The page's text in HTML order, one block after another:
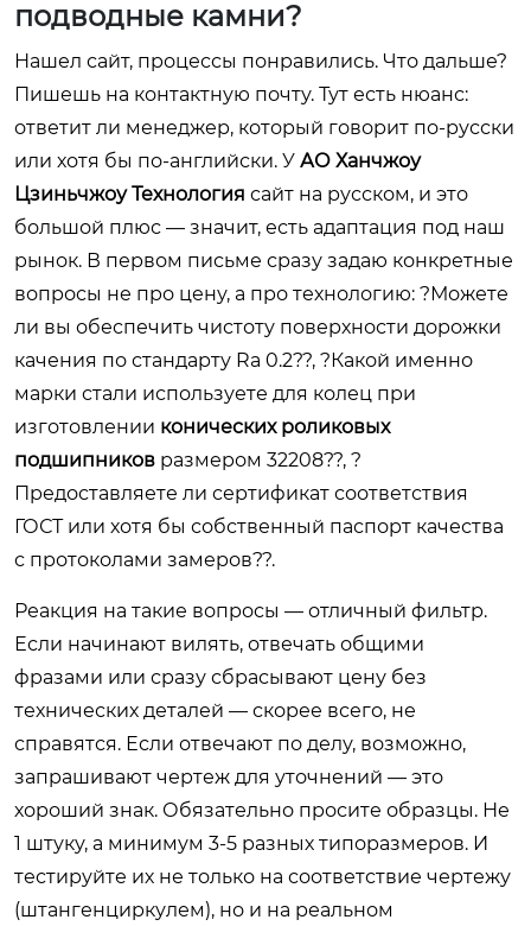
подводные камни?
Нашел сайт, процессы понравились. Что дальше?
Пишешь на контактную почту. Тут есть нюанс:
ответит ли менеджер, который говорит по-русски
или хотя бы по-английски. У АО Ханчжоу
Цзиньчжоу Технология сайт на русском, и это
большой плюс — значит, есть адаптация под наш
рынок. В первом письме сразу задаю конкретные
вопросы не про цену, а про технологию: ?Можете
ли вы обеспечить чистоту поверхности дорожки
качения по стандарту Ra 0.2??, ?Какой именно
марки стали используете для колец при
изготовлении конических роликовых
подшипников размером 32208??, ?
Предоставляете ли сертификат соответствия
ГОСТ или хотя бы собственный паспорт качества
с протоколами замеров??.
Реакция на такие вопросы — отличный фильтр.
Если начинают вилять, отвечать общими
фразами или сразу сбрасывают цену без
технических деталей — скорее всего, не
справятся. Если отвечают по делу, возможно,
запрашивают чертеж для уточнений — это
хороший знак. Обязательно просите образцы. Не
1 штуку, а минимум 3-5 разных типоразмеров. И
тестируйте их не только на соответствие чертежу
(штангенциркулем), но и на реальном